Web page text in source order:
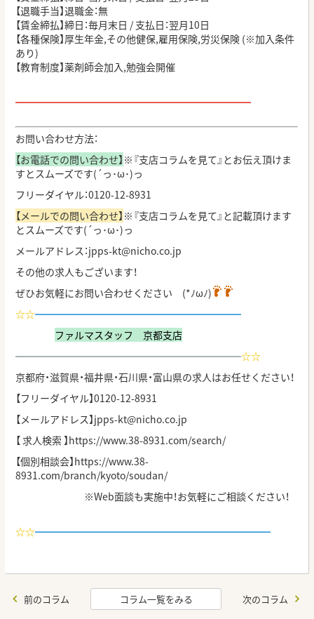
【退職手当】退職金：無
【賃金締払】締日：毎月末日 / 支払日：翌月10日
【各種保険】厚生年金,その他健保,雇用保険,労災保険 (※加入条件
あり)
【教育制度】薬剤師会加入,勉強会開催
━━━━━━━━━━━━━━━━━━━━━━━━
お問い合わせ方法：
【お電話での問い合わせ】 ※『支店コラムを見て』とお伝え頂けま
すとスムーズです(´っ･ω･)っ
フリーダイヤル：0120-12-8931
【メールでの問い合わせ】 ※『支店コラムを見て』と記載頂けます
とスムーズです(´っ･ω･)っ
メールアドレス：jpps-kt@nicho.co.jp
その他の求人もございます！
ぜひお気軽にお問い合わせください (*ﾉωﾉ)
☆☆━━━━━━━━━━━━━━━━━━━━━
ファルマスタッフ 京都支店
━━━━━━━━━━━━━━━━━━━━━━━☆☆
京都府・滋賀県・福井県・石川県・富山県の求人はお任せください！
【フリーダイヤル】0120-12-8931
【メールアドレス】jpps-kt@nicho.co.jp
【 求人検索 】https://www.38-8931.com/search/
【個別相談会】https://www.38-
8931.com/branch/kyoto/soudan/
※Web面談も実施中！お気軽にご相談ください！
☆☆━━━━━━━━━━━━━━━━━━━━━━━━
前のコラム コラム一覧をみる 次のコラム